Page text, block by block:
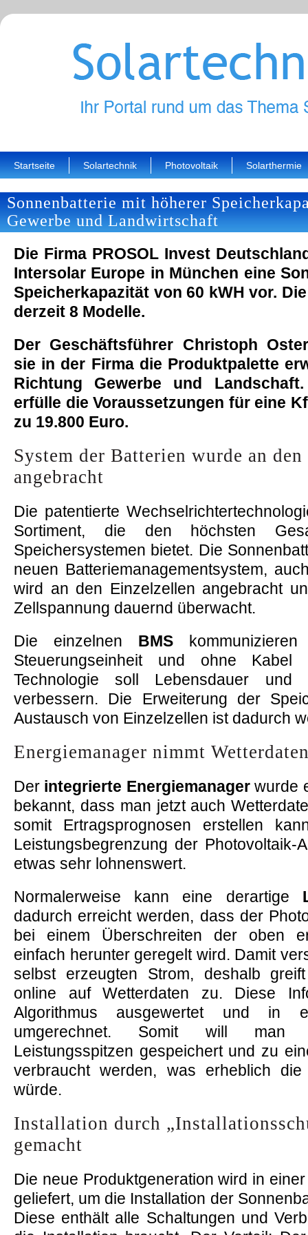
Startseite Solartechnik Photovoltaik Solarthermie
Sonnenbatterie mit höherer
Gewerbe und Landwirtschaft
Die Firma PROSOL Invest
Intersolar Europe in München eine
Speicherkapazität von 60 kWH vor.
derzeit 8 Modelle.
Der Geschäftsführer Christoph
sie in der Firma die Produktpalette
Richtung Gewerbe und
erfülle die Voraussetzungen für eine
zu 19.800 Euro.
System der Batterien wurde an
angebracht
Die patentierte
Sortiment, die den höchsten
Speichersystemen bietet. Die
neuen Batteriemanagementsystem,
wird an den Einzelzellen angebracht
Zellspannung dauernd überwacht.
Die einzelnen BMS
Steuerungseinheit und ohne
Technologie soll Lebensdauer und
verbessern. Die Erweiterung der
Austausch von Einzelzellen ist dadurch
Energiemanager nimmt
Der integrierte Energiemanagerwurde
bekannt, dass man jetzt auch
somit Ertragsprognosen erstellen
Leistungsbegrenzung der
etwas sehr lohnenswert.
Normalerweise kann eine derartige
dadurch erreicht werden, dass der
bei einem Überschreiten der oben
einfach herunter geregelt wird. Damit
selbst erzeugten Strom, deshalb
online auf Wetterdaten zu. Diese
Algorithmus ausgewertet und in
umgerechnet. Somit will man
Leistungsspitzen gespeichert und zu
verbraucht werden, was erheblich die
würde.
Installation durch
gemacht
Die neue Produktgeneration wird in
geliefert, um die Installation der
Diese enthält alle Schaltungen und